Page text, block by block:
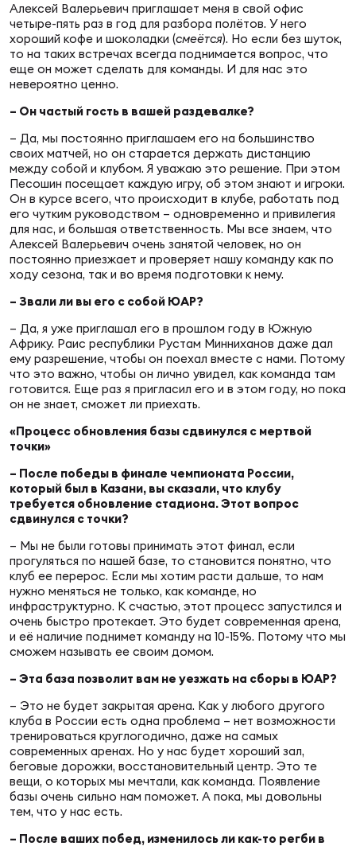
Алексей Валерьевич приглашает меня в свой офис
четыре-пять раз в год для разбора полётов. У него
хороший кофе и шоколадки (смеётся). Но если без шуток,
то на таких встречах всегда поднимается вопрос, что
еще он может сделать для команды. И для нас это
невероятно ценно.
– Он частый гость в вашей раздевалке?
– Да, мы постоянно приглашаем его на большинство
своих матчей, но он старается держать дистанцию
между собой и клубом. Я уважаю это решение. При этом
Песошин посещает каждую игру, об этом знают и игроки.
Он в курсе всего, что происходит в клубе, работать под
его чутким руководством – одновременно и привилегия
для нас, и большая ответственность. Мы все знаем, что
Алексей Валерьевич очень занятой человек, но он
постоянно приезжает и проверяет нашу команду как по
ходу сезона, так и во время подготовки к нему.
– Звали ли вы его с собой ЮАР?
– Да, я уже приглашал его в прошлом году в Южную
Африку. Раис республики Рустам Минниханов даже дал
ему разрешение, чтобы он поехал вместе с нами. Потому
что это важно, чтобы он лично увидел, как команда там
готовится. Еще раз я пригласил его и в этом году, но пока
он не знает, сможет ли приехать.
«Процесс обновления базы сдвинулся с мертвой
точки»
– После победы в финале чемпионата России,
который был в Казани, вы сказали, что клубу
требуется обновление стадиона. Этот вопрос
сдвинулся с точки?
– Мы не были готовы принимать этот финал, если
прогуляться по нашей базе, то становится понятно, что
клуб ее перерос. Если мы хотим расти дальше, то нам
нужно меняться не только, как команде, но
инфраструктурно. К счастью, этот процесс запустился и
очень быстро протекает. Это будет современная арена,
и её наличие поднимет команду на 10-15%. Потому что мы
сможем называть ее своим домом.
– Эта база позволит вам не уезжать на сборы в ЮАР?
– Это не будет закрытая арена. Как у любого другого
клуба в России есть одна проблема – нет возможности
тренироваться круглогодично, даже на самых
современных аренах. Но у нас будет хороший зал,
беговые дорожки, восстановительный центр. Это те
вещи, о которых мы мечтали, как команда. Появление
базы очень сильно нам поможет. А пока, мы довольны
тем, что у нас есть.
– После ваших побед, изменилось ли как-то регби в